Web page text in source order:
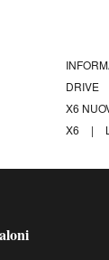
DRIVE
X6
X6
|